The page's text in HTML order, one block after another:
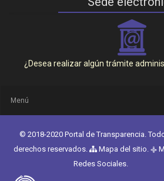
_
¿Desea realizar algún trámite
© 2018-2020 Portal de Transparencia.
derechos reservados.
Mapa del sitio q
Redes Sociales